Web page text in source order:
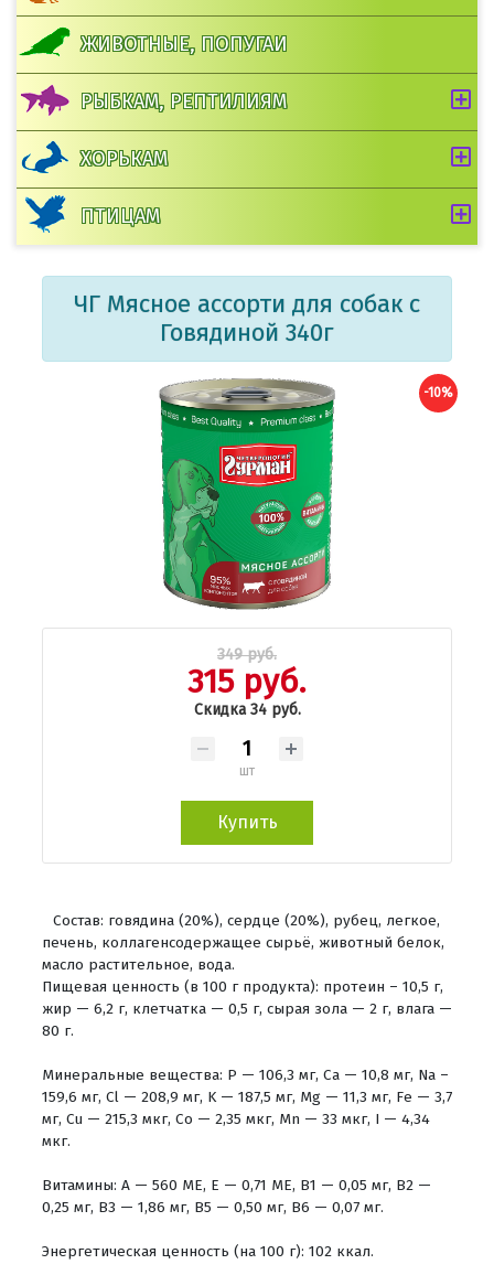
ЖИВОТНЫЕ, ПОПУГАИ
РЫБКАМ, РЕПТИЛИЯМ
ХОРЬКАМ
ПТИЦАМ
ЧГ Мясное ассорти для собак с
Говядиной 340г
-10%
349 руб.
315 руб.
Скидка 34 руб.
шт
Купить
Состав: говядина (20%), сердце (20%), рубец, легкое,
печень, коллагенсодержащее сырьё, животный белок,
масло растительное, вода.
Пищевая ценность (в 100 г продукта): протеин – 10,5 г,
жир — 6,2 г, клетчатка — 0,5 г, сырая зола — 2 г, влага —
80 г.
Минеральные вещества: P — 106,3 мг, Са — 10,8 мг, Na –
159,6 мг, Cl — 208,9 мг, K — 187,5 мг, Mg — 11,3 мг, Fe — 3,7
мг, Cu — 215,3 мкг, Co — 2,35 мкг, Mn — 33 мкг, I — 4,34
мкг.
Витамины: А — 560 ME, Е — 0,71 ME, В1 — 0,05 мг, В2 —
0,25 мг, В3 — 1,86 мг, В5 — 0,50 мг, В6 — 0,07 мг.
Энергетическая ценность (на 100 г): 102 ккал.